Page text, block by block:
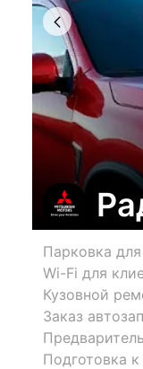
Парковка
Wi-Fi для
Кузовной
Заказ
Подготовка